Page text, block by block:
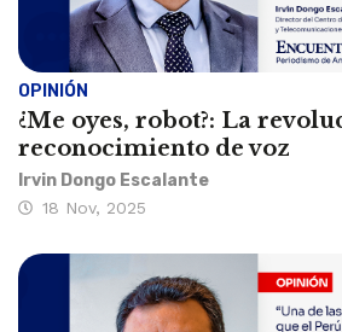
OPINIÓN
¿Me oyes, robot?: La
reconocimiento de voz
Irvin Dongo Escalante
18 Nov, 2025